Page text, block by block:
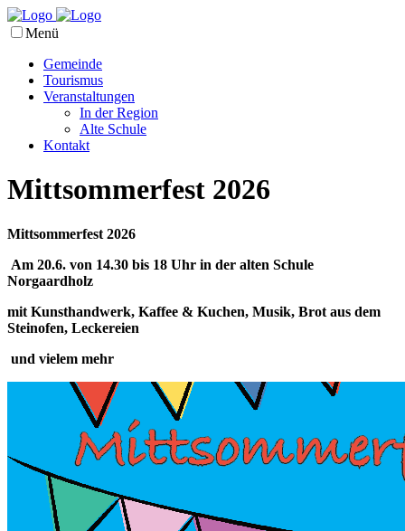
Menü
Gemeinde
Tourismus
Veranstaltungen
In der Region
Alte Schule
Kontakt
Mittsommerfest 2026
Mittsommerfest 2026
Am 20.6. von 14.30 bis 18 Uhr in der alten Schule
Norgaardholz
mit Kunsthandwerk, Kaffee & Kuchen, Musik, Brot aus dem
Steinofen, Leckereien
und vielem mehr